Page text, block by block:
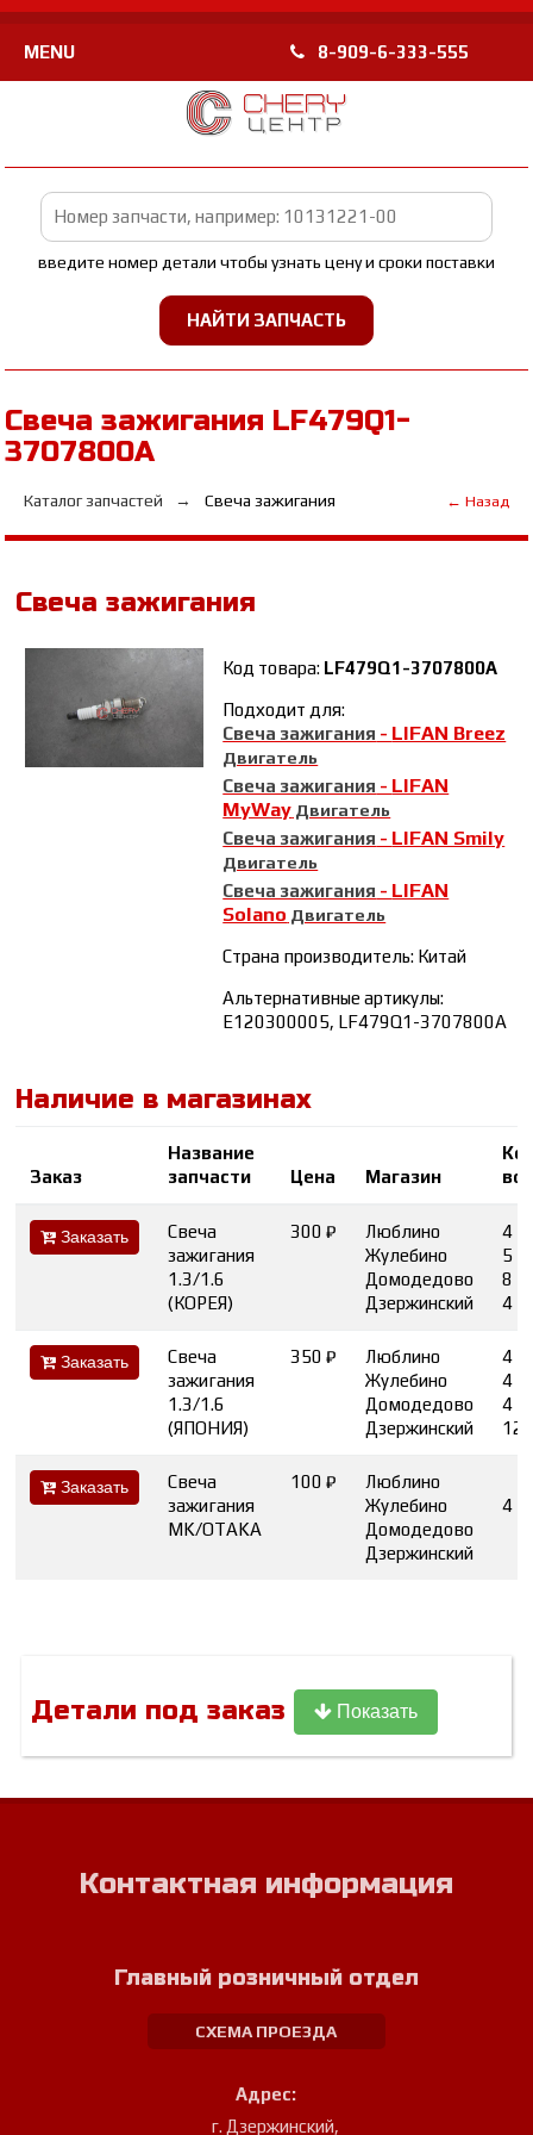
MENU 8-909-6-333-555
введите номер детали чтобы узнать цену и сроки поставки
Свеча зажигания LF479Q1-
3707800A
Каталог запчастей Свеча зажигания ← Назад
Свеча зажигания
Код товара: LF479Q1-3707800A
Подходит для:
Свеча зажигания - LIFAN Breez
Двигатель
Свеча зажигания - LIFAN
MyWay Двигатель
Свеча зажигания - LIFAN Smily
Двигатель
Свеча зажигания - LIFAN
Solano Двигатель
Страна производитель: Китай
Альтернативные артикулы:
E120300005, LF479Q1-3707800A
Наличие в магазинах
Заказ
Название
запчасти
Цена Магазин
во
Заказать
Свеча
зажигания
1.3/1.6
(КОРЕЯ)
300 ₽
Люблино
Жулебино
Домодедово
Дзержинский
4
5
8
4
Заказать
Свеча
зажигания
1.3/1.6
(ЯПОНИЯ)
350 ₽
Люблино
Жулебино
Домодедово
Дзержинский
4
4
4
12
Заказать
Свеча
зажигания
MK/OTAKA
100 ₽
Люблино
Жулебино
Домодедово
Дзержинский
4
Детали под заказ Показать
Контактная информация
Главный розничный отдел
СХЕМА ПРОЕЗДА
Адрес:
г. Дзержинский,